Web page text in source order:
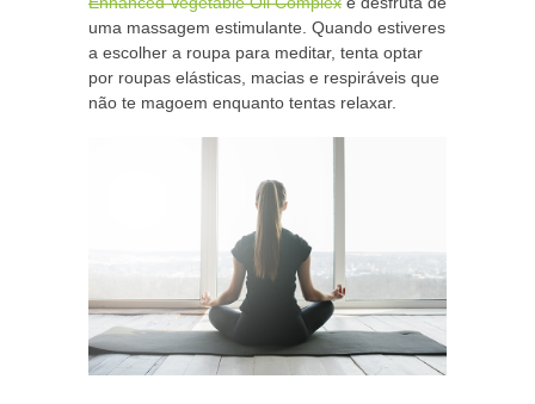
uma massagem estimulante. Quando estiveres
a escolher a roupa para meditar, tenta optar
por roupas elásticas, macias e respiráveis que
não te magoem enquanto tentas relaxar.